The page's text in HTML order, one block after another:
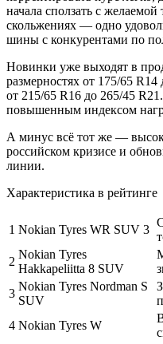
начала сползать с
скольжениях — одно
шины с конкурентами по
Новинки уже выходят в
размерностях от 175/65
от 215/65 R16 до 265/45
повышенным индексом
А минус всё тот же —
российском кризисе и
линии.
Характеристика в рейтинге
1 Nokian Tyres WR SUV 3
2
Nokian Tyres
Hakkapeliitta 8 SUV
3
Nokian Tyres Nordman S
SUV
4 Nokian Tyres W